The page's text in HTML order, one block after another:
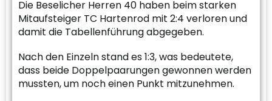
Die Beselicher Herren 40 haben beim starken
Mitaufsteiger TC Hartenrod mit 2:4 verloren und
damit die Tabellenführung abgegeben.
Nach den Einzeln stand es 1:3, was bedeutete,
dass beide Doppelpaarungen gewonnen werden
mussten, um noch einen Punkt mitzunehmen.